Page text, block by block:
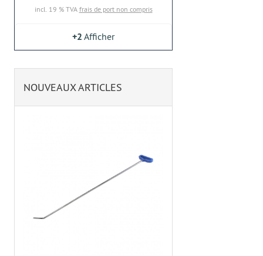
incl. 19 % TVA frais de port non compris
+2 Afficher
NOUVEAUX ARTICLES